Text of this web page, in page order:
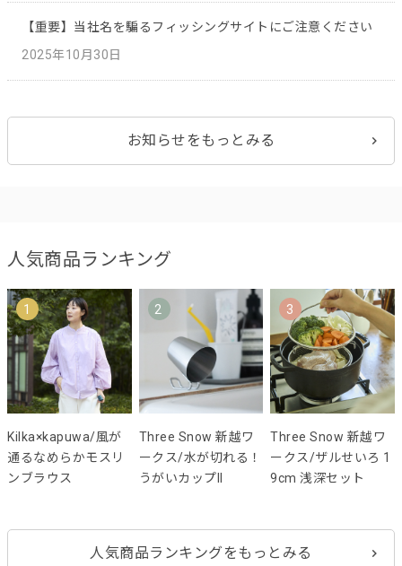
【重要】当社名を騙るフィッシングサイトにご注意ください
2025年10月30日
お知らせをもっとみる
人気商品ランキング
1
Kilka×kapuwa/風が
通るなめらかモスリ
ンブラウス
2
Three Snow 新越ワ
ークス/水が切れる！
うがいカップII
3
Three Snow 新越ワ
ークス/ザルせいろ 1
9cm 浅深セット
人気商品ランキングをもっとみる